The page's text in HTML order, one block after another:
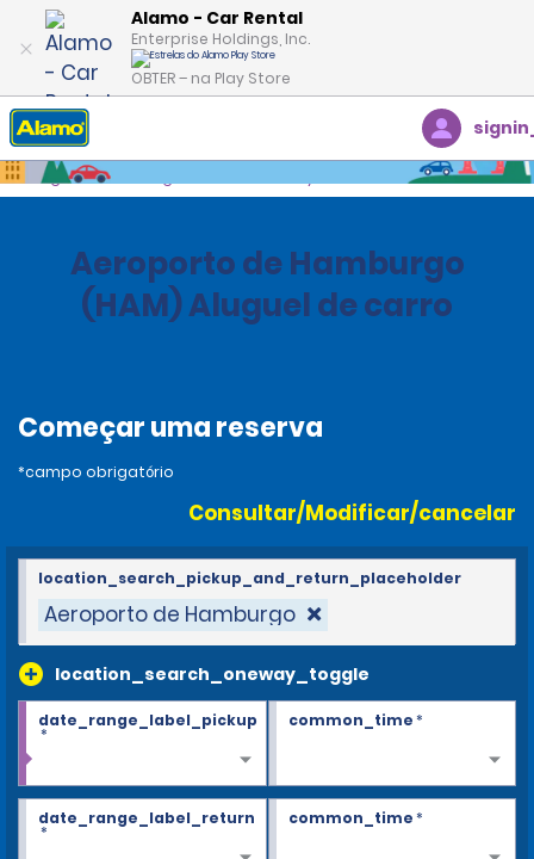
Alamo - Car Rental
Enterprise Holdings, Inc.
OBTER – na Play Store
Página inicial
Aeroporto de Hamburgo
(HAM) Aluguel de carro
Começar uma reserva
*campo obrigatório
Consultar/Modificar/cancelar
Aeroporto de Hamburgo
location_search_oneway_toggle
location_search_pickup_and_return_placeholder
date_range_label_pickup
*
common_time*
date_range_label_return
*
common_time*